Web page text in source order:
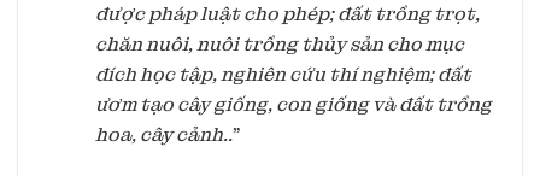
được pháp luật cho phép; đất trồng trọt,
chăn nuôi, nuôi trồng thủy sản cho mục
đích học tập, nghiên cứu thí nghiệm; đất
ươm tạo cây giống, con giống và đất trồng
hoa, cây cảnh..”